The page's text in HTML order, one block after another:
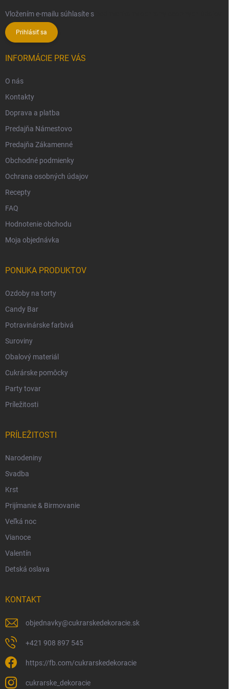
Vložením e-mailu súhlasíte s
Prihlásiť sa
INFORMÁCIE PRE VÁS
O nás
Kontakty
Doprava a platba
Predajňa Námestovo
Predajňa Zákamenné
Obchodné podmienky
Ochrana osobných údajov
Recepty
FAQ
Hodnotenie obchodu
Moja objednávka
PONUKA PRODUKTOV
Ozdoby na torty
Candy Bar
Potravinárske farbivá
Suroviny
Obalový materiál
Cukrárske pomôcky
Party tovar
Príležitosti
PRÍLEŽITOSTI
Narodeniny
Svadba
Krst
Prijímanie & Birmovanie
Veľká noc
Vianoce
Valentín
Detská oslava
KONTAKT
objednavky@cukrarskedekoracie.sk
+421 908 897 545
https://fb.com/cukrarskedekoracie
cukrarske_dekoracie